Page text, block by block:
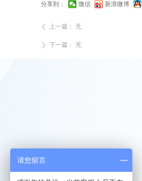
ꄴ 上一篇： 无
ꄲ 下一篇： 无
分享到： 微信 新浪微博
请您留言